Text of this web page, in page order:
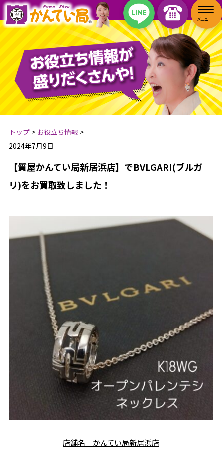
トップ> お役立ち情報 >
2024年7月9日
【質屋かんてい局新居浜店】でBVLGARI(ブルガ
リ)をお買取致しました！
店舗名 かんてい局新居浜店